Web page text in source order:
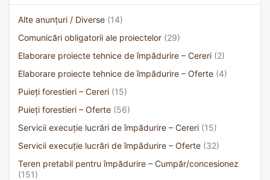
Alte anunțuri / Diverse (14)
Comunicări obligatorii ale proiectelor (29)
Elaborare proiecte tehnice de împădurire – Cereri (2)
Elaborare proiecte tehnice de împădurire – Oferte (4)
Puieți forestieri – Cereri (15)
Puieți forestieri – Oferte (56)
Servicii execuție lucrări de împădurire – Cereri (15)
Servicii execuție lucrări de împădurire – Oferte (32)
Teren pretabil pentru împădurire – Cumpăr/concesionez
(151)